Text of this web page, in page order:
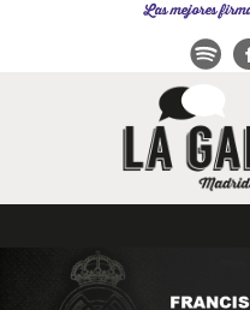
Las mejores